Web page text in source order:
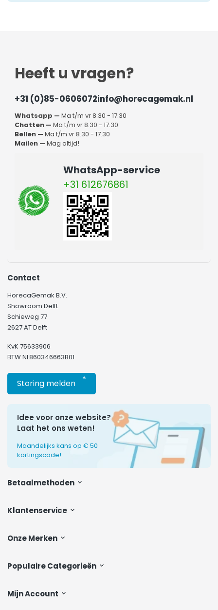
Heeft u vragen?
+31 (0)85-0606072info@horecagemak.nl
Whatsapp — Ma t/m vr 8.30 - 17.30
Chatten — Ma t/m vr 8.30 - 17.30
Bellen — Ma t/m vr 8.30 - 17.30
Mailen — Mag altijd!
WhatsApp-service
+31 612676861
Klantenservice
Onze Merken
Populaire Categorieën
Mijn Account
Contact
HorecaGemak B.V.
Showroom Delft
Schieweg 77
2627 AT Delft
KvK 75633906
BTW NL860346663B01
Storing melden *
Idee voor onze website?
Laat het ons weten!
Maandelijks kans op € 50
kortingscode!
Betaalmethoden